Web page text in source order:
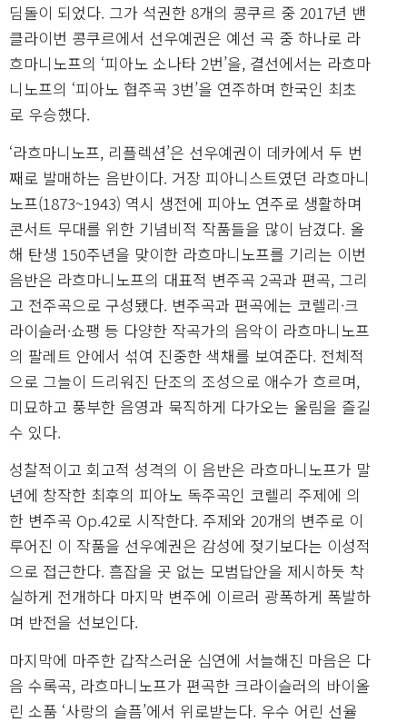
딤돌이 되었다. 그가 석권한 8개의 콩쿠르 중 2017년 밴
클라이번 콩쿠르에서 선우예권은 예선 곡 중 하나로 라
흐마니노프의 ‘피아노 소나타 2번’을, 결선에서는 라흐마
니노프의 ‘피아노 협주곡 3번’을 연주하며 한국인 최초
로 우승했다.
‘라흐마니노프, 리플렉션’은 선우예권이 데카에서 두 번
째로 발매하는 음반이다. 거장 피아니스트였던 라흐마니
노프(1873~1943) 역시 생전에 피아노 연주로 생활하며
콘서트 무대를 위한 기념비적 작품들을 많이 남겼다. 올
해 탄생 150주년을 맞이한 라흐마니노프를 기리는 이번
음반은 라흐마니노프의 대표적 변주곡 2곡과 편곡, 그리
고 전주곡으로 구성됐다. 변주곡과 편곡에는 코렐리·크
라이슬러·쇼팽 등 다양한 작곡가의 음악이 라흐마니노프
의 팔레트 안에서 섞여 진중한 색채를 보여준다. 전체적
으로 그늘이 드리워진 단조의 조성으로 애수가 흐르며,
미묘하고 풍부한 음영과 묵직하게 다가오는 울림을 즐길
수 있다.
성찰적이고 회고적 성격의 이 음반은 라흐마니노프가 말
년에 창작한 최후의 피아노 독주곡인 코렐리 주제에 의
한 변주곡 Op.42로 시작한다. 주제와 20개의 변주로 이
루어진 이 작품을 선우예권은 감성에 젖기보다는 이성적
으로 접근한다. 흠잡을 곳 없는 모범답안을 제시하듯 착
실하게 전개하다 마지막 변주에 이르러 광폭하게 폭발하
며 반전을 선보인다.
마지막에 마주한 갑작스러운 심연에 서늘해진 마음은 다
음 수록곡, 라흐마니노프가 편곡한 크라이슬러의 바이올
린 소품 ‘사랑의 슬픔’에서 위로받는다. 우수 어린 선율